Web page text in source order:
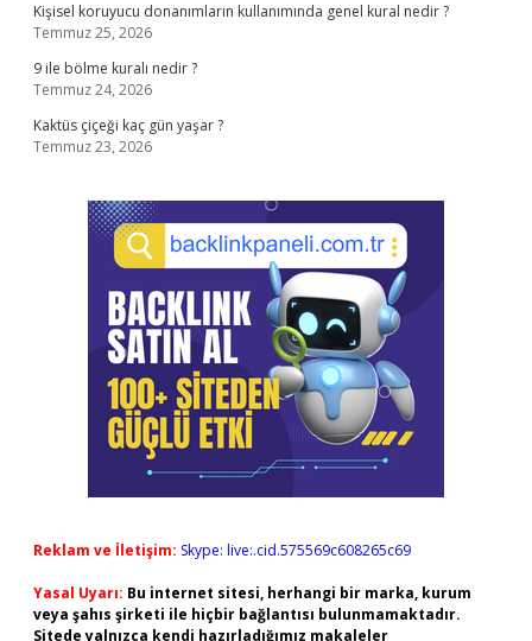
Kişisel koruyucu donanımların kullanımında genel kural nedir ?
Temmuz 25, 2026
9 ile bölme kuralı nedir ?
Temmuz 24, 2026
Kaktüs çiçeği kaç gün yaşar ?
Temmuz 23, 2026
Reklam ve İletişim: Skype: live:.cid.575569c608265c69
Yasal Uyarı: Bu internet sitesi, herhangi bir marka, kurum
veya şahıs şirketi ile hiçbir bağlantısı bulunmamaktadır.
Sitede yalnızca kendi hazırladığımız makaleler